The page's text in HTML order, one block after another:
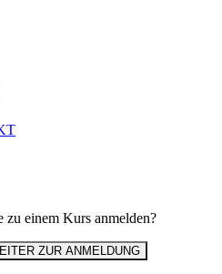
einem Kurs anmelden?